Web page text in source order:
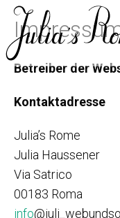
Betreiber der
Kontaktadresse
Julia’s Rome
Julia Haussener
Via Satrico
00183 Roma
info